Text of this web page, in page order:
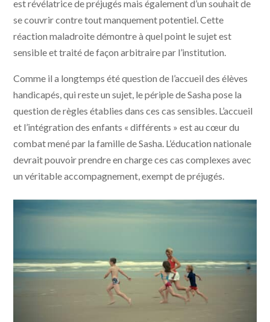
est révélatrice de préjugés mais également d’un souhait de
se couvrir contre tout manquement potentiel. Cette
réaction maladroite démontre à quel point le sujet est
sensible et traité de façon arbitraire par l’institution.
Comme il a longtemps été question de l’accueil des élèves
handicapés, qui reste un sujet, le périple de Sasha pose la
question de règles établies dans ces cas sensibles. L’accueil
et l’intégration des enfants « différents » est au cœur du
combat mené par la famille de Sasha. L’éducation nationale
devrait pouvoir prendre en charge ces cas complexes avec
un véritable accompagnement, exempt de préjugés.